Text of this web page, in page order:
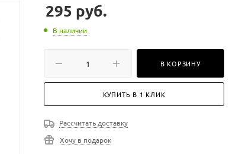
295 руб.
В наличии
В КОРЗИНУ
КУПИТЬ В 1 КЛИК
Рассчитать доставку
Хочу в подарок